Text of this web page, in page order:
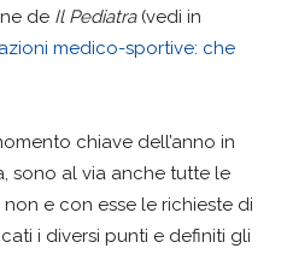
de Il Pediatra(vedi in
medico-sportive: che
chiave dell’anno in
sono al via anche tutte le
e con esse le richieste di
i diversi punti e definiti gli